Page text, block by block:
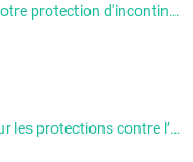
Comment bien choisir votre protection d'incontinence ?
Baisser la TVA à 5,5% sur les protections contre l’incontinence !